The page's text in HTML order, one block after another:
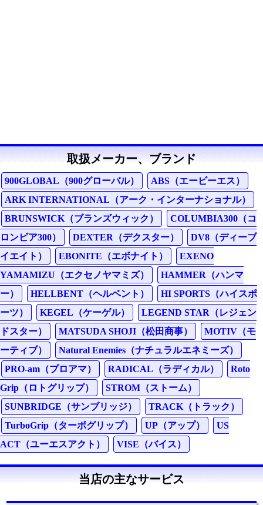
取扱メーカー、ブランド
900GLOBAL（900グローバル）
ABS（エービーエス）
ARK INTERNATIONAL（アーク・インターナショナル）
BRUNSWICK（ブランズウィック）
COLUMBIA300（コ
ロンビア300）
DEXTER（デクスター）
DV8（ディーブ
イエイト）
EBONITE（エボナイト）
EXENO
YAMAMIZU（エクセノヤマミズ）
HAMMER（ハンマ
ー）
HELLBENT（ヘルベント）
HI SPORTS（ハイスポ
ーツ）
KEGEL（ケーゲル）
LEGEND STAR（レジェン
ドスター）
MATSUDA SHOJI（松田商事）
MOTIV（モ
ーティブ）
Natural Enemies（ナチュラルエネミーズ）
PRO-am（プロアマ）
RADICAL（ラディカル）
Roto
Grip（ロトグリップ）
STROM（ストーム）
SUNBRIDGE（サンブリッジ）
TRACK（トラック）
TurboGrip（ターボグリップ）
UP（アップ）
US
ACT（ユーエスアクト）
VISE（バイス）
当店の主なサービス